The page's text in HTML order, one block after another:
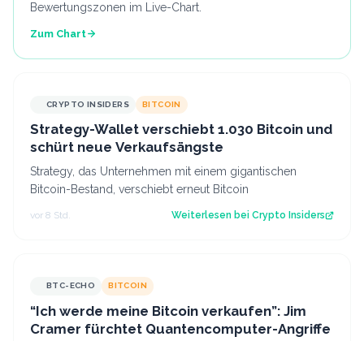
Bewertungszonen im Live-Chart.
Zum Chart
CRYPTO INSIDERS BITCOIN
Strategy-Wallet verschiebt 1.030 Bitcoin und
schürt neue Verkaufsängste
Strategy, das Unternehmen mit einem gigantischen
Bitcoin-Bestand, verschiebt erneut Bitcoin
vor 8 Std. Weiterlesen bei Crypto Insiders
BTC-ECHO BITCOIN
“Ich werde meine Bitcoin verkaufen”: Jim
Cramer fürchtet Quantencomputer-Angriffe